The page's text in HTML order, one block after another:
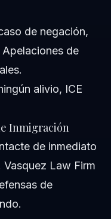
de negación,
de
alivio, ICE
Inmigración
de inmediato
Law Firm
de